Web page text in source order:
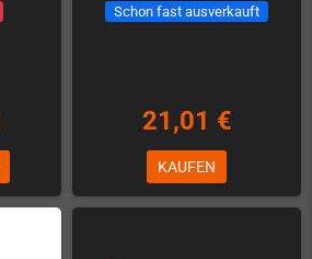
Schon fast ausverkauft
21,01 €
KAUFEN